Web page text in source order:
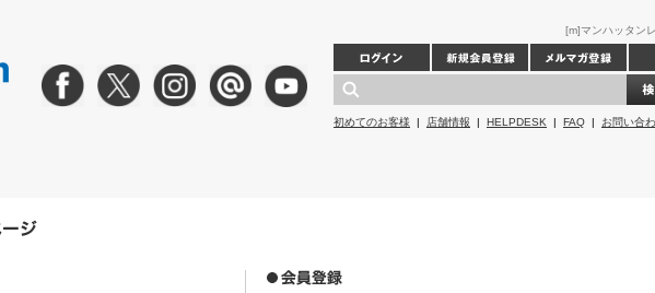
[m]マンハッタン
初めてのお客様 | 店舗情報 | HELPDESK | FAQ | お問い合